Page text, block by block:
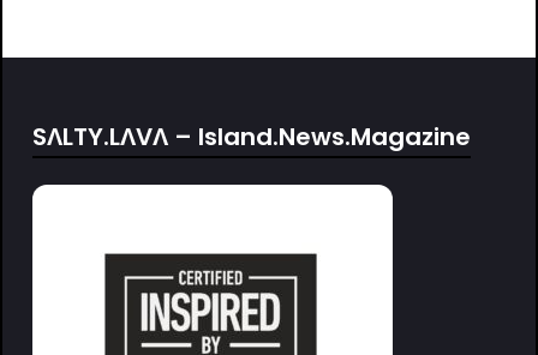
SΛLTY.LΛVΛ – Island.News.Magazine